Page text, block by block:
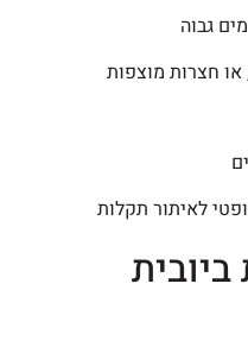
גבוה
או חצרות מוצפות
לאיתור תקלות